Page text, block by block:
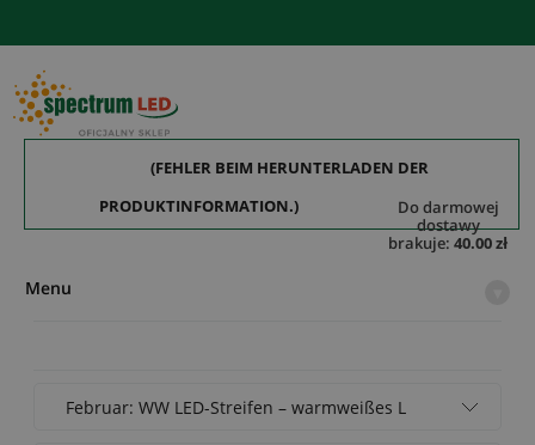
(FEHLER BEIM HERUNTERLADEN DER
PRODUKTINFORMATION.)
do darmowej
dostawy
brakuje: 40.00 zł
Menu
Februar: WW LED-Streifen – warmweißes L